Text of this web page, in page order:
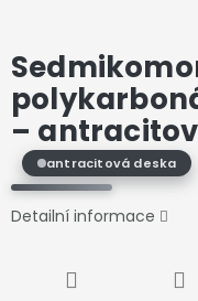
–
antracitová deska
Detailní informace